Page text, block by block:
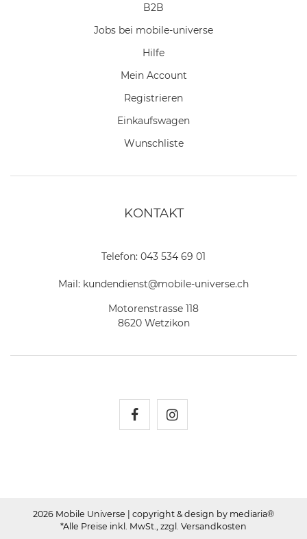
B2B
Jobs bei mobile-universe
Hilfe
Mein Account
Registrieren
Einkaufswagen
Wunschliste
KONTAKT
Telefon: 043 534 69 01
Mail: kundendienst@mobile-universe.ch
Motorenstrasse 118
8620 Wetzikon
2026 Mobile Universe | copyright & design by mediaria®
*Alle Preise inkl. MwSt., zzgl. Versandkosten